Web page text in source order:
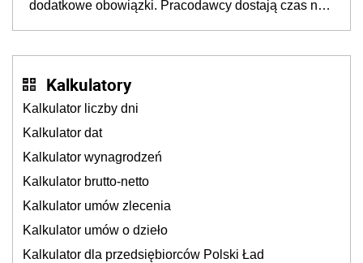
Inkluzywności w Zatrudnianiu?
dodatkowe obowiązki. Pracodawcy dostają czas na
Kalkulatory
Kalkulator liczby dni
Kalkulator dat
Kalkulator wynagrodzeń
Kalkulator brutto-netto
Kalkulator umów zlecenia
Kalkulator umów o dzieło
Kalkulator dla przedsiębiorców Polski Ład